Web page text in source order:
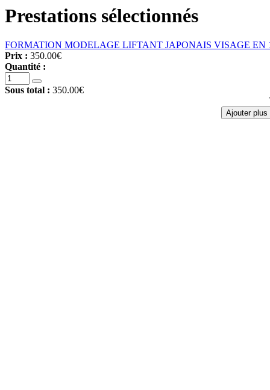
Prestations sélectionnés
FORMATION MODELAGE LIFTANT JAPONAIS VISAGE EN
Prix : 350.00€
Quantité :
Sous total : 350.00€
Ajouter plus